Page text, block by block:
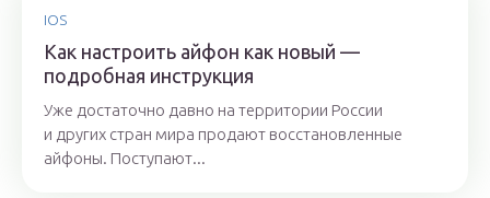
IOS
Как настроить айфон как новый —
подробная инструкция
Уже достаточно давно на территории России
и других стран мира продают восстановленные
айфоны. Поступают...